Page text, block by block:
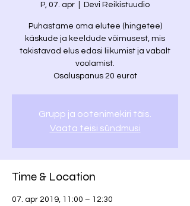
P, 07. apr Devi Reikistuudio
Puhastame oma elutee (hingetee)
käskude ja keeldude võimusest, mis
takistavad elus edasi liikumist ja vabalt
voolamist.
Osaluspanus 20 eurot
Grupp ja ootenimekiri täis.
Vaata teisi sündmusi
Time & Location
07. apr 2019, 11:00 – 12:30